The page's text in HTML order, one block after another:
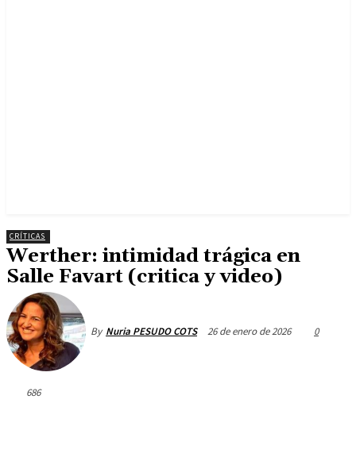
CRÍTICAS
Werther: intimidad trágica en
Salle Favart (critica y video)
By Nuria PESUDO COTS 26 de enero de 2026 0
686